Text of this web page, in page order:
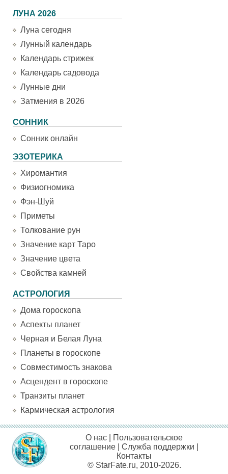
ЛУНА 2026
Луна сегодня
Лунный календарь
Календарь стрижек
Календарь садовода
Лунные дни
Затмения в 2026
СОННИК
Сонник онлайн
ЭЗОТЕРИКА
Хиромантия
Физиогномика
Фэн-Шуй
Приметы
Толкование рун
Значение карт Таро
Значение цвета
Свойства камней
АСТРОЛОГИЯ
Дома гороскопа
Аспекты планет
Черная и Белая Луна
Планеты в гороскопе
Совместимость знакова
Асцендент в гороскопе
Транзиты планет
Кармическая астрология
О нас
Пользовательское
соглашение |Служба поддержки
Контакты
© StarFate.ru, 2010-2026.